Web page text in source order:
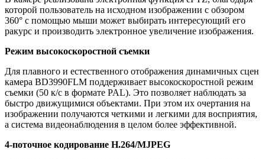
которой пользователь на исходном изображении с обзором
360° с помощью мыши может выбирать интересующий его
ракурс и производить электронное увеличение изображения.
Режим высокоскоростной съемки
Для плавного и естественного отображения динамичных сцен
камера BD3990FLM поддерживает высокоскоростной режим
съемки (50 к/с в формате PAL). Это позволяет наблюдать за
быстро движущимися объектами. При этом их очертания на
изображении получаются четкими и легкими для восприятия,
а система видеонаблюдения в целом более эффективной.
4-поточное кодирование Н.264/MJPEG